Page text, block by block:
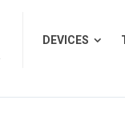
DEVICES